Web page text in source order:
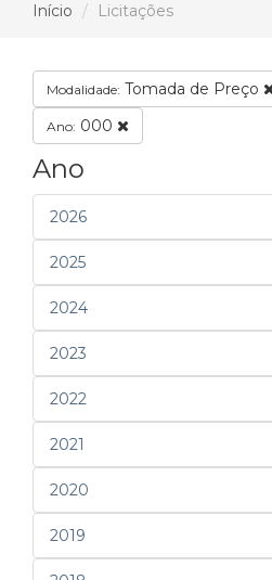
Início Licitações
Modalidade: Tomada de Preço
Ano: 000
Ano
2026
2025
2024
2023
2022
2021
2020
2019